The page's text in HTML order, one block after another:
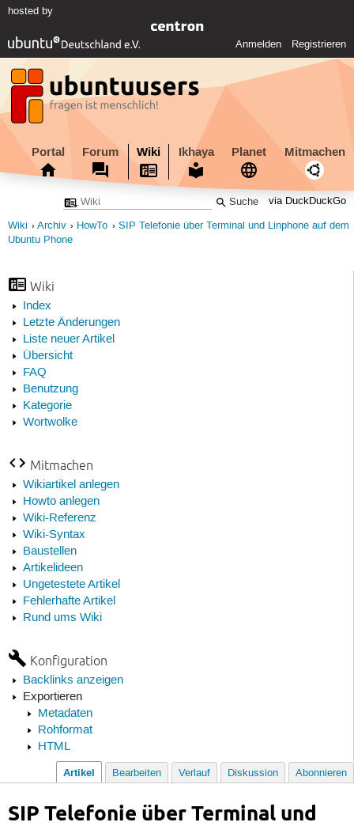
hosted by
Anmelden Registrieren
Portal Forum Wiki Ikhaya Planet Mitmachen
via DuckDuckGo
Wiki Archiv HowTo
SIP Telefonie über Terminal und Linphone auf dem
Ubuntu Phone
Wiki
Index
Letzte Änderungen
Liste neuer Artikel
Übersicht
FAQ
Benutzung
Kategorie
Wortwolke
Mitmachen
Wikiartikel anlegen
Howto anlegen
Wiki-Referenz
Wiki-Syntax
Baustellen
Artikelideen
Ungetestete Artikel
Fehlerhafte Artikel
Rund ums Wiki
Konfiguration
Backlinks anzeigen
Exportieren
Metadaten
Rohformat
HTML
Artikel Bearbeiten Verlauf Diskussion Abonnieren
SIP Telefonie über Terminal und